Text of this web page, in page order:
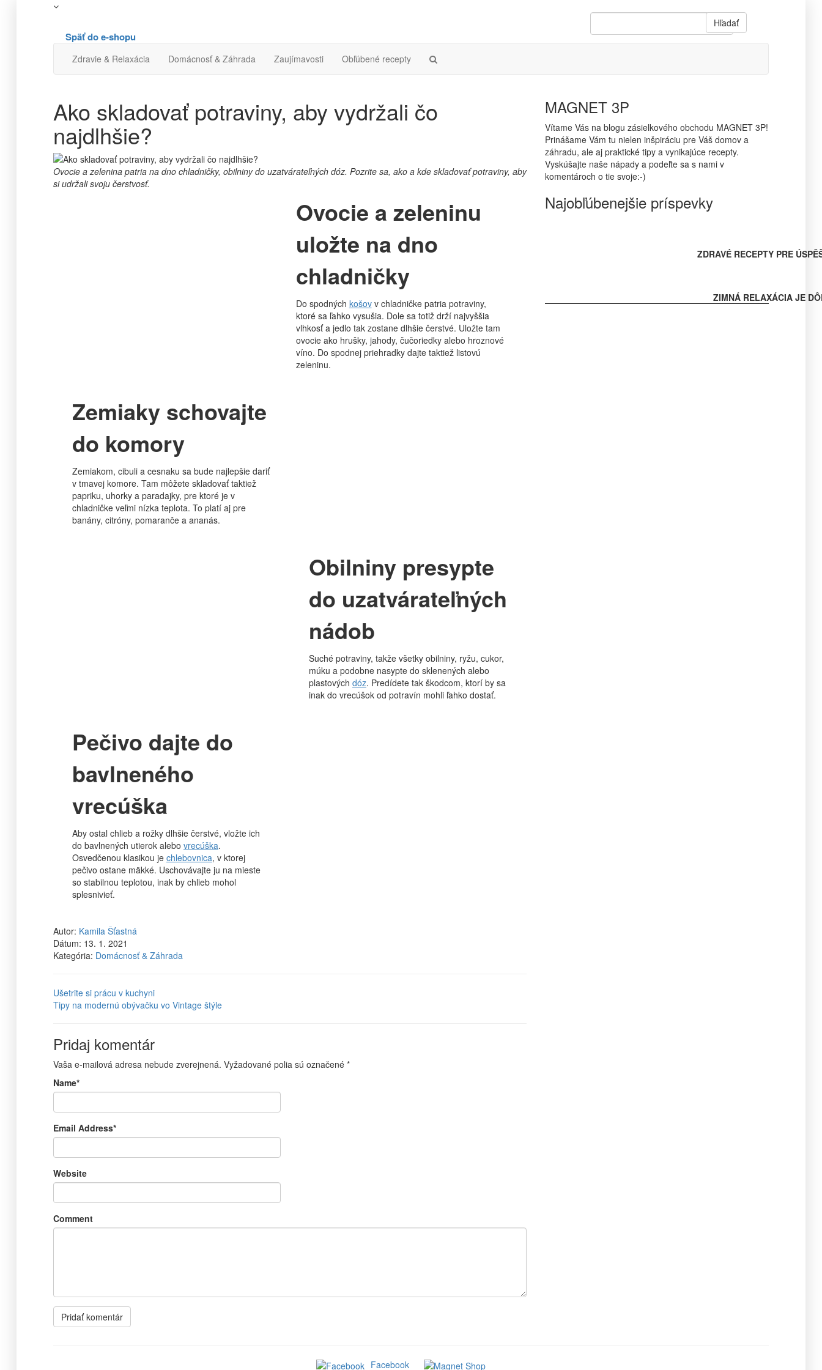
Hľadať
Späť do e-shopu
Zdravie & Relaxácia Domácnosť & Záhrada Zaujímavosti Obľúbené recepty
Ako skladovať potraviny, aby vydržali čo
najdlhšie?
Ovocie a zelenina patria na dno chladničky, obilniny do uzatvárateľných dóz. Pozrite sa, ako a kde skladovať potraviny, aby
si udržali svoju čerstvosť.
Ovocie a zeleninu
uložte na dno
chladničky
Do spodných košovv chladničke patria potraviny,
ktoré sa ľahko vysušia. Dole sa totiž drží najvyššia
vlhkosť a jedlo tak zostane dlhšie čerstvé. Uložte tam
ovocie ako hrušky, jahody, čučoriedky alebo hroznové
víno. Do spodnej priehradky dajte taktiež listovú
zeleninu.
Zemiaky schovajte
do komory
Zemiakom, cibuli a cesnaku sa bude najlepšie dariť
v tmavej komore. Tam môžete skladovať taktiež
papriku, uhorky a paradajky, pre ktoré je v
chladničke veľmi nízka teplota. To platí aj pre
banány, citróny, pomaranče a ananás.
Obilniny presypte
do uzatvárateľných
nádob
Suché potraviny, takže všetky obilniny, ryžu, cukor,
múku a podobne nasypte do sklenených alebo
plastových dóz. Predídete tak škodcom, ktorí by sa
inak do vrecúšok od potravín mohli ľahko dostať.
Pečivo dajte do
bavlneného
vrecúška
Aby ostal chlieb a rožky dlhšie čerstvé, vložte ich
do bavlnených utierok alebo vrecúška.
Osvedčenou klasikou je chlebovnica, v ktorej
pečivo ostane mäkké. Uschovávajte ju na mieste
so stabilnou teplotou, inak by chlieb mohol
splesnivieť.
Autor: Kamila Šťastná
Dátum: 13. 1. 2021
Kategória: Domácnosť & Záhrada
Ušetrite si prácu v kuchyni
Tipy na modernú obývačku vo Vintage štýle
Pridaj komentár
Vaša e-mailová adresa nebude zverejnená. Vyžadované polia sú označené *
Name*
Email Address*
Website
Comment
MAGNET 3P
Vítame Vás na blogu zásielkového obchodu MAGNET 3P!
Prinášame Vám tu nielen inšpiráciu pre Váš domov a
záhradu, ale aj praktické tipy a vynikajúce recepty.
Vyskúšajte naše nápady a podeľte sa s nami v
komentároch o tie svoje:-)
Najobľúbenejšie príspevky
ZDRAVÉ RECEPTY PRE
ZIMNÁ RELAXÁCIA JE
Facebook